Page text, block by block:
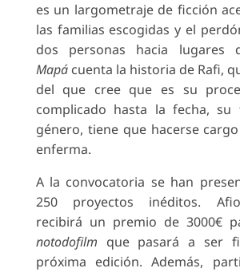
es un largometraje de ficción
las familias escogidas y el
dos personas hacia lugares
Mapácuenta la historia de Rafi,
del que cree que es su
complicado hasta la fecha, su
género, tiene que hacerse
enferma.
A la convocatoria se han
250 proyectos inéditos.
recibirá un premio de 3000€
notodofilm que pasará a ser
próxima edición. Además,